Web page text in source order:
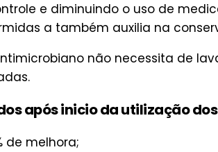
e diminuindo o uso de
a também auxilia na
não necessita de
após inicio da utilização
de melhora;